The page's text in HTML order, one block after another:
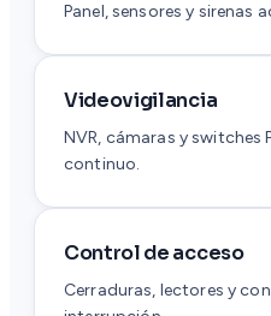
Panel, sensores y sirenas
Videovigilancia
NVR, cámaras y switches
continuo.
Control de acceso
Cerraduras, lectores y